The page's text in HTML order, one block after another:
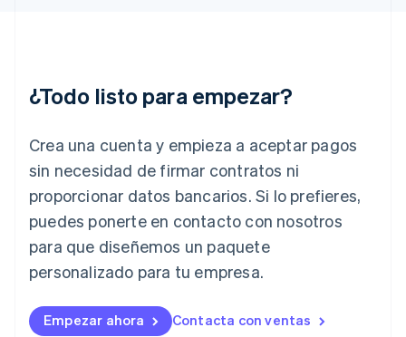
¿Todo listo para empezar?
Crea una cuenta y empieza a aceptar pagos
sin necesidad de firmar contratos ni
proporcionar datos bancarios. Si lo prefieres,
puedes ponerte en contacto con nosotros
para que diseñemos un paquete
personalizado para tu empresa.
Empezar ahora Contacta con ventas
Irlanda
Italia
English
Japón
日本語English
Letonia
Liechtenstein
DeutschEnglish
English
Luxemburgo